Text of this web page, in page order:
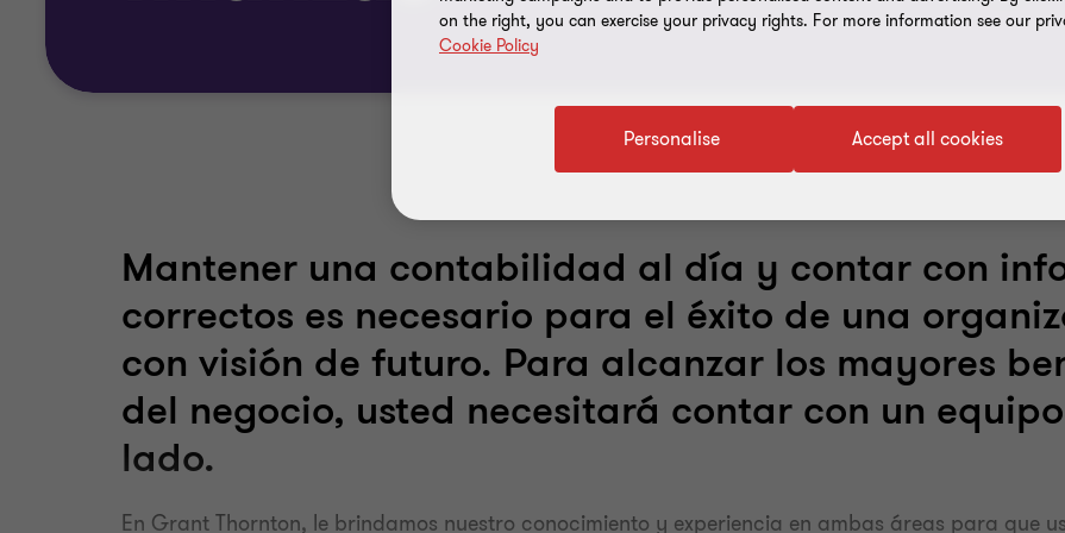
Mantener una contabilidad al día y contar con
correctos es necesario para el éxito de una
con visión de futuro. Para alcanzar los mayores
del negocio, usted necesitará contar con un
lado.
En Grant Thornton, le brindamos nuestro conocimiento y experiencia en ambas áreas para que
on the right, you can exercise your privacy rights. For more information see our
Cookie Policy
Accept all cookies
Personalise